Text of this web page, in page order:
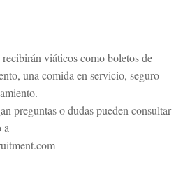
recibirán viáticos como boletos de
una comida en servicio, seguro
preguntas o dudas pueden consultar
a